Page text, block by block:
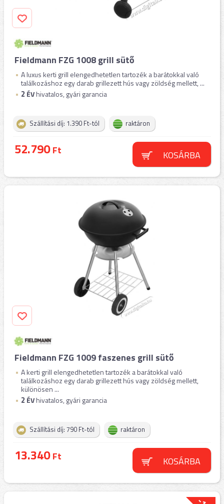
Fieldmann FZG 1008 grill sütő
A luxus kerti grill elengedhetetlen tartozék a barátokkal való
találkozáshoz egy darab grillezett hús vagy zöldség mellett, ...
2 ÉVhivatalos, gyári garancia
Szállítási díj: 1.390 Ft-tól raktáron
52.790Ft KOSÁRBA
Fieldmann FZG 1009 faszenes grill sütő
A kerti grill elengedhetetlen tartozék a barátokkal való
találkozáshoz egy darab grillezett hús vagy zöldség mellett,
különösen ...
2 ÉVhivatalos, gyári garancia
Szállítási díj: 790 Ft-tól raktáron
13.340Ft KOSÁRBA